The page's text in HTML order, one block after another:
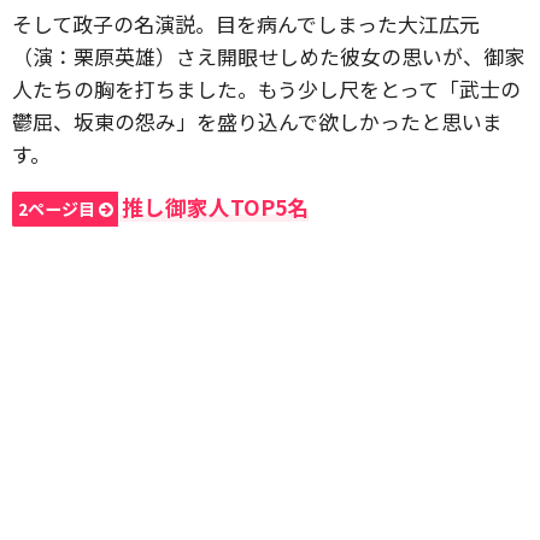
そして政子の名演説。目を病んでしまった大江広元
（演：栗原英雄）さえ開眼せしめた彼女の思いが、御家
人たちの胸を打ちました。もう少し尺をとって「武士の
鬱屈、坂東の怨み」を盛り込んで欲しかったと思いま
す。
2ページ目 推し御家人TOP5名